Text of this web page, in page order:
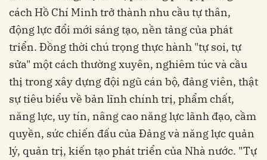
cách Hồ Chí Minh trở thành nhu cầu tự thân,
động lực đổi mới sáng tạo, nền tảng của phát
triển. Đồng thời chú trọng thực hành "tự soi, tự
sửa" một cách thường xuyên, nghiêm túc và cầu
thị trong xây dựng đội ngũ cán bộ, đảng viên, thật
sự tiêu biểu về bản lĩnh chính trị, phẩm chất,
năng lực, uy tín, nâng cao năng lực lãnh đạo, cầm
quyền, sức chiến đấu của Đảng và năng lực quản
lý, quản trị, kiến tạo phát triển của Nhà nước. "Tự